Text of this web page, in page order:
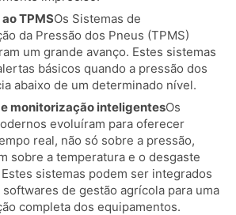
TPMSOs Sistemas de
da Pressão dos Pneus (TPMS)
um grande avanço. Estes sistemas
básicos quando a pressão dos
abaixo de um determinado nível.
monitorização inteligentesOs
evoluíram para oferecer
real, não só sobre a pressão,
sobre a temperatura e o desgaste
sistemas podem ser integrados
de gestão agrícola para uma
completa dos equipamentos.